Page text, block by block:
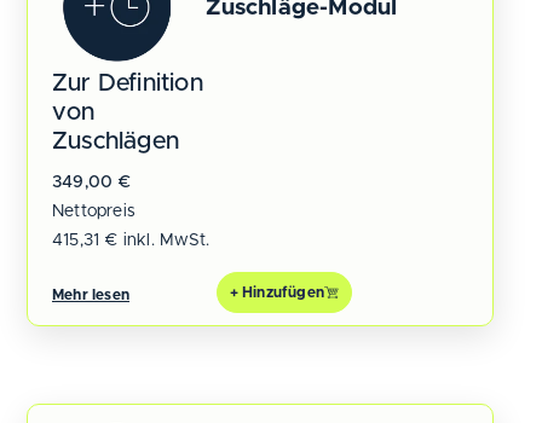
Zuschläge-Modul
Zur Definition
von
Zuschlägen
349,00 €
Nettopreis
415,31 € inkl. MwSt.
Mehr lesen + Hinzufügen